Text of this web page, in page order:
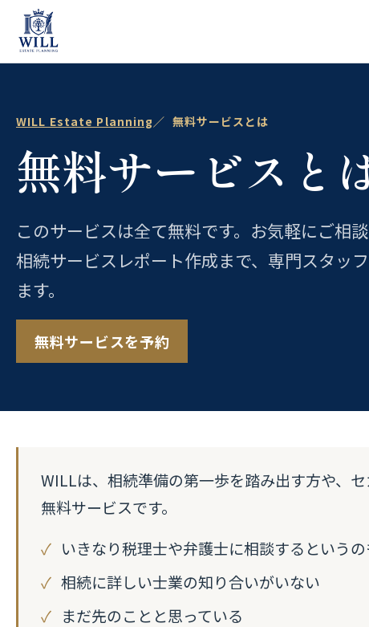
を
WILL Estate Planning 無料サービスとは
無料サービスと
このサービスは全て無料です。お気軽にご相
相続サービスレポート作成まで、専門スタッ
ます。
無料サービスを予約
WILLは、相続準備の第一歩を踏み出す方や、
無料サービスです。
いきなり税理士や弁護士に相談するという
相続に詳しい士業の知り合いがいない
まだ先のことと思っている